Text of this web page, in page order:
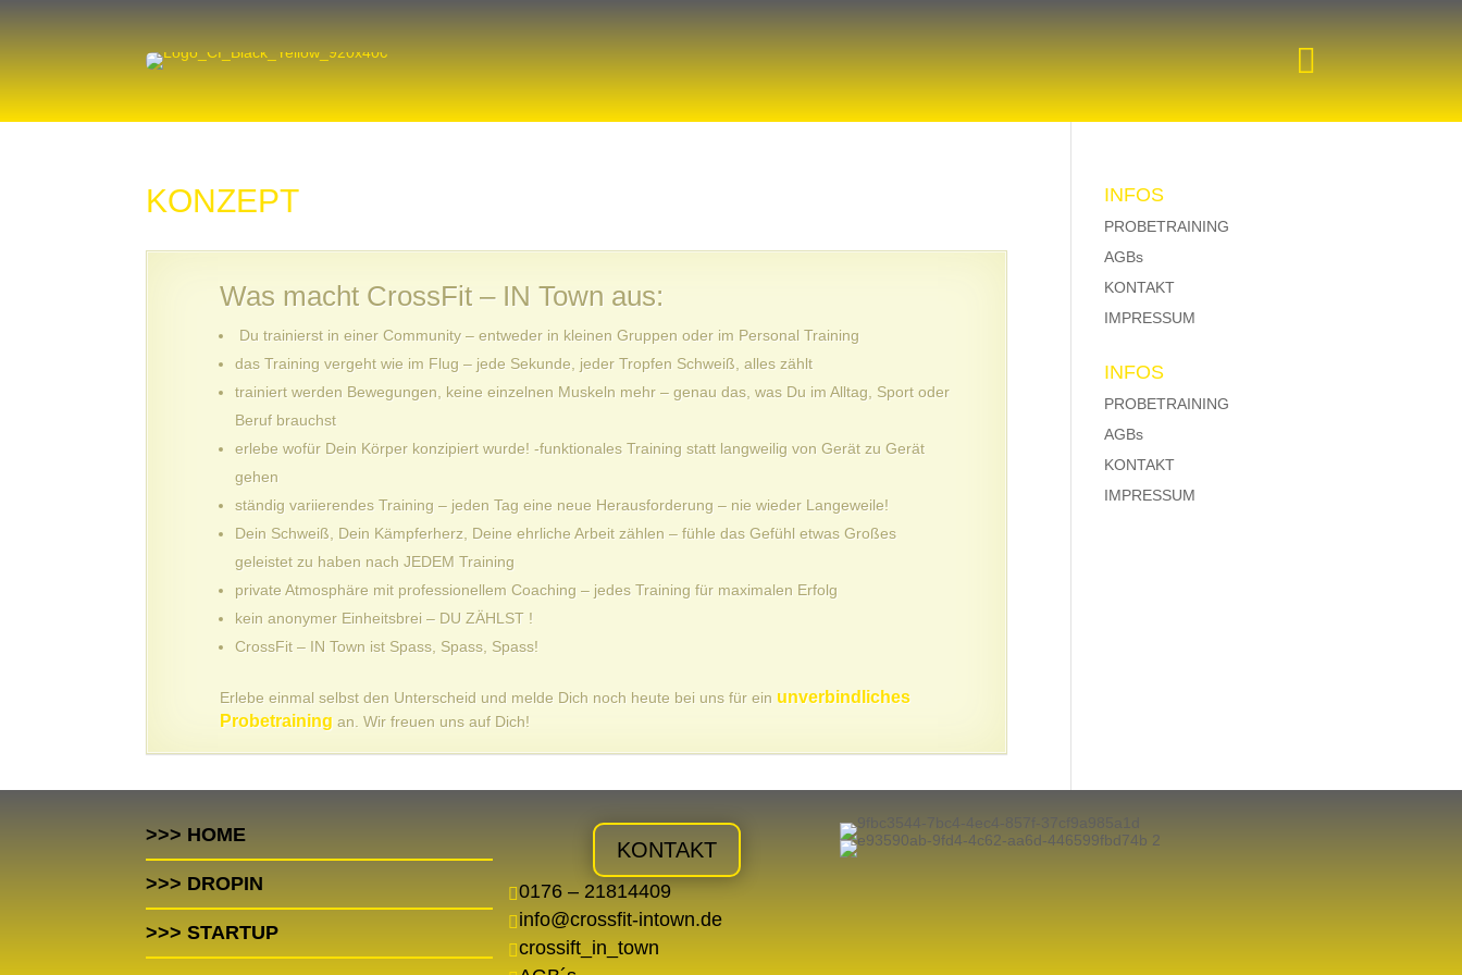


KONZEPT
Was macht CrossFit – IN Town aus:
Du trainierst in einer Community – entweder in kleinen Gruppen oder im Personal Training
das Training vergeht wie im Flug – jede Sekunde, jeder Tropfen Schweiß, alles zählt
trainiert werden Bewegungen, keine einzelnen Muskeln mehr – genau das, was Du im Alltag, Sport oder
Beruf brauchst
erlebe wofür Dein Körper konzipiert wurde! -funktionales Training statt langweilig von Gerät zu Gerät
gehen
ständig variierendes Training – jeden Tag eine neue Herausforderung – nie wieder Langeweile!
Dein Schweiß, Dein Kämpferherz, Deine ehrliche Arbeit zählen – fühle das Gefühl etwas Großes
geleistet zu haben nach JEDEM Training
private Atmosphäre mit professionellem Coaching – jedes Training für maximalen Erfolg
kein anonymer Einheitsbrei – DU ZÄHLST !
CrossFit – IN Town ist Spass, Spass, Spass!
Erlebe einmal selbst den Unterscheid und melde Dich noch heute bei uns für ein unverbindliches
Probetraining an. Wir freuen uns auf Dich!
INFOS
PROBETRAINING
AGBs
KONTAKT
IMPRESSUM
INFOS
PROBETRAINING
AGBs
KONTAKT
IMPRESSUM
>>> HOME
>>> DROPIN
>>> STARTUP
KONTAKT
0176 – 21814409
 info@crossfit-intown.de
crossift_in_town